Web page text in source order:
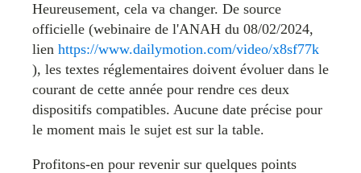
Heureusement, cela va changer. De source
officielle (webinaire de l'ANAH du 08/02/2024,
lien https://www.dailymotion.com/video/x8sf77k
), les textes réglementaires doivent évoluer dans le
courant de cette année pour rendre ces deux
dispositifs compatibles. Aucune date précise pour
le moment mais le sujet est sur la table.
Profitons-en pour revenir sur quelques points